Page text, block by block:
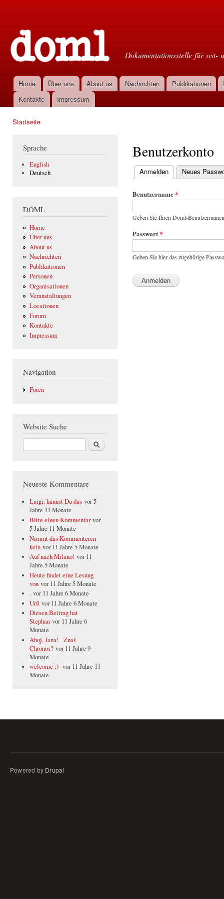
Dokumentationsstelle für ost-
Hauptmenü
Home Über uns About us Nachrichten Publikationen
Kontakte
Impressum
Startseite
Sprache
English
Deutsch
DOML
Home
Über uns
About us
Nachrichten
Publikationen
Personen
Organisationen
Veranstaltungen
Locationen
Forum
Kontakte
Impressum
Navigation
Foren
Website Suche
Suche
Neueste Kommentare
Luigi. kannst Du das vor 5
Jahre 11 Monate
Bitte einen Kommentar vor
5 Jahre 11 Monate
Nimmt das Kommenteren
kein vor 11 Jahre 5 Monate
Auf nach Milano! vor 11
Jahre 5 Monate
Heute findet eine Lesung
von vor 11 Jahre 5 Monate
. vor 11 Jahre 6 Monate
Urfi vor 11 Jahre 6 Monate
Diesen Beitrag hat
Stephan vor 11 Jahre 6
Monate
Ahoj, Jana! Znaš
Chronos? vor 11 Jahre 9
Monate
welcome :) vor 11 Jahre 11
Monate
Benutzerkonto
Haupt-Reiter
Anmelden (aktiver Reiter)
Neues
Benutzername*
Geben Sie Ihren Doml-
Passwort*
Geben Sie hier das zugehörige
Powered by Drupal